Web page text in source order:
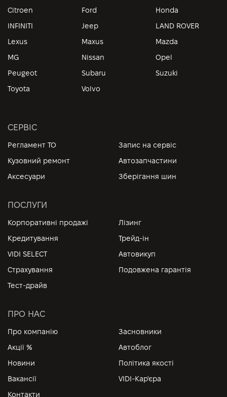
Citroen Ford
Honda
INFINITI
Jeep
LAND ROVER
Lexus
Maxus
Mazda
MG
Nissan
Opel
Peugeot
Subaru
Suzuki
Toyota
Volvo
СЕРВІС
Регламент ТО
Запис на сервіс
Кузовний ремонт
Автозапчастини
Аксесуари
Зберігання шин
ПОСЛУГИ
Корпоративні продажі
Лізинг
Кредитування
Трейд-ін
VIDI SELECT
Автовикуп
Страхування
Подовжена гарантія
Тест-драйв
ПРО НАС
Про компанію
Засновники
Акції %
Автоблог
Новини
Політика якості
Вакансії
VIDI-Кар'єра
Контакти